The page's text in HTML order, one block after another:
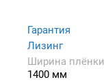
Гарантия
Лизинг
Ширина плёнки
1400 мм